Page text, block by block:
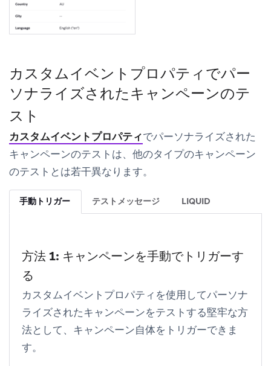
カスタムイベントプロパティでパー
ソナライズされたキャンペーンのテ
スト
カスタムイベントプロパティでパーソナライズされた
キャンペーンのテストは、他のタイプのキャンペーン
のテストとは若干異なります。
手動トリガー テストメッセージ LIQUID
方法 1: キャンペーンを手動でトリガーす
る
カスタムイベントプロパティを使用してパーソナ
ライズされたキャンペーンをテストする堅牢な方
法として、キャンペーン自体をトリガーできま
す。